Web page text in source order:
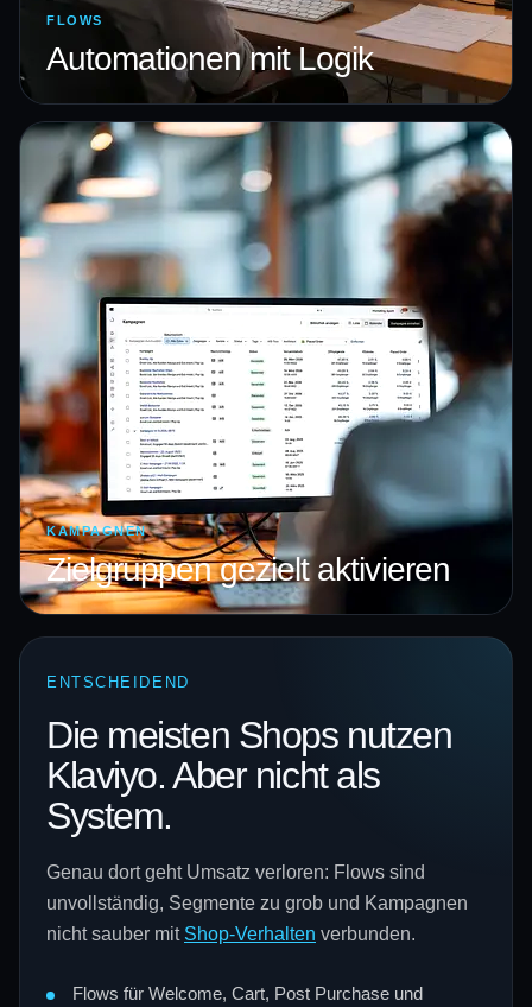
FLOWS
Automationen mit Logik
KAMPAGNEN
Zielgruppen gezielt aktivieren
ENTSCHEIDEND
Die meisten Shops nutzen
Klaviyo. Aber nicht als
System.
Genau dort geht Umsatz verloren: Flows sind
unvollständig, Segmente zu grob und Kampagnen
nicht sauber mit Shop-Verhalten verbunden.
Flows für Welcome, Cart, Post Purchase und